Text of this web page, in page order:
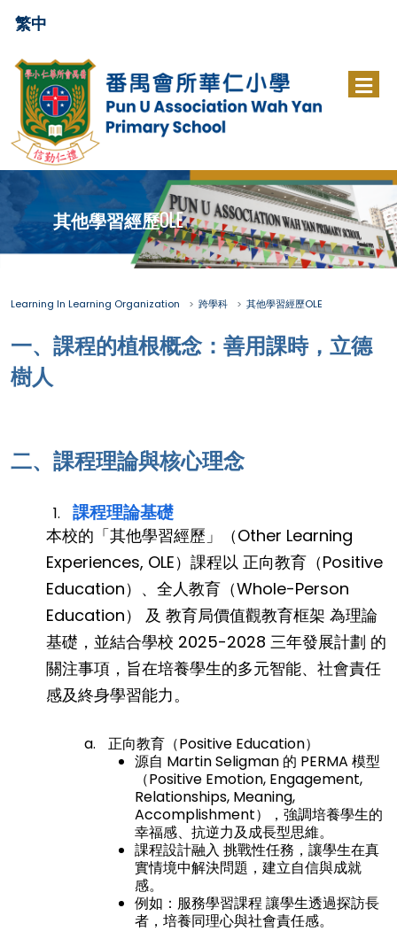
繁中
其他學習經歷OLE
Learning In Learning Organization 跨學科 其他學習經歷OLE
一、課程的植根概念：善用課時，立德
樹人
二、課程理論與核心理念
課程理論基礎
本校的「其他學習經歷」（Other Learning
Experiences, OLE）課程以 正向教育（Positive
Education）、全人教育（Whole-Person
Education） 及 教育局價值觀教育框架 為理論
基礎，並結合學校 2025-2028 三年發展計劃 的
關注事項，旨在培養學生的多元智能、社會責任
感及終身學習能力。
正向教育（Positive Education）
源自 Martin Seligman 的 PERMA 模型
（Positive Emotion, Engagement,
Relationships, Meaning,
Accomplishment），強調培養學生的
幸福感、抗逆力及成長型思維。
課程設計融入 挑戰性任務，讓學生在真
實情境中解決問題，建立自信與成就
感。
例如：服務學習課程 讓學生透過探訪長
者，培養同理心與社會責任感。